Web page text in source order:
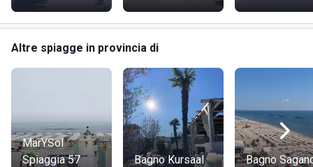
Altre spiagge in provincia di
MarYSol
Spiaggia 57
Bagno Kursaal Bagno